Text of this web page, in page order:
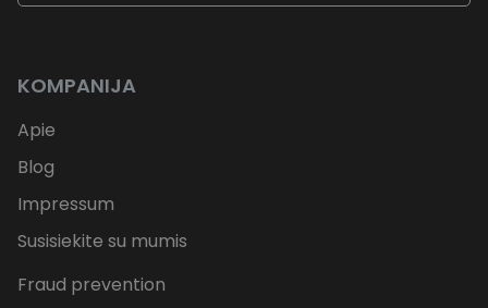
KOMPANIJA
Apie
Blog
Impressum
Susisiekite su mumis
Fraud prevention